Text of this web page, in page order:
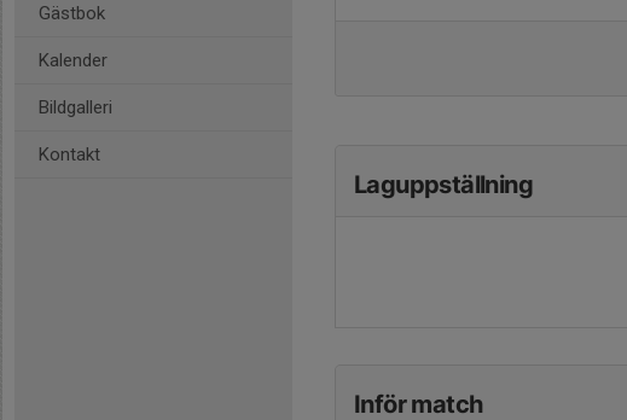
Gästbok
Kalender
Bildgalleri
Kontakt
Laguppställning
Inför match